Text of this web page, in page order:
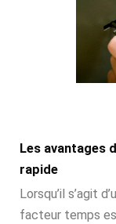
Les avantages
rapide
Lorsqu’il s’agit
facteur temps